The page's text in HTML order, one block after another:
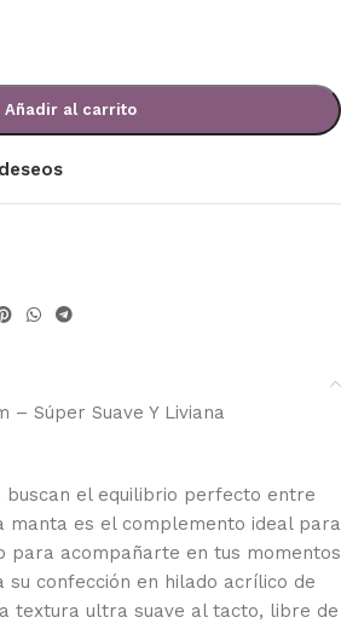
Añadir al carrito
– Súper Suave Y Liviana
buscan el equilibrio perfecto entre
manta es el complemento ideal para
para acompañarte en tus momentos
su confección en hilado acrílico de
textura ultra suave al tacto, libre de